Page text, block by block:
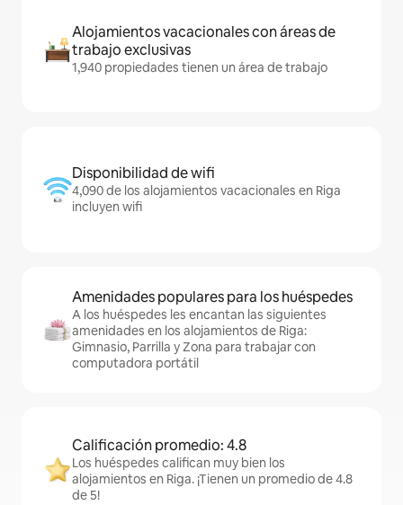
Alojamientos vacacionales con áreas de
trabajo exclusivas
1,940 propiedades tienen un área de trabajo
Disponibilidad de wifi
4,090 de los alojamientos vacacionales en Riga
incluyen wifi
Amenidades populares para los huéspedes
A los huéspedes les encantan las siguientes
amenidades en los alojamientos de Riga:
Gimnasio, Parrilla y Zona para trabajar con
computadora portátil
Calificación promedio: 4.8
Los huéspedes califican muy bien los
alojamientos en Riga. ¡Tienen un promedio de 4.8
de 5!